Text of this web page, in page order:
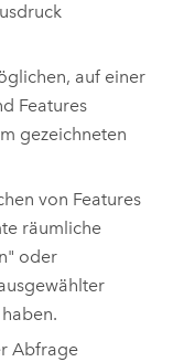
auf einer
Features
gezeichneten
von Features
räumliche
oder
Abfrage